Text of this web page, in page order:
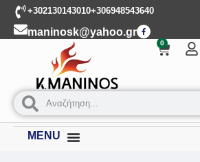
+302130143010+306948543640
maninosk@yahoo.gr
0
MENU